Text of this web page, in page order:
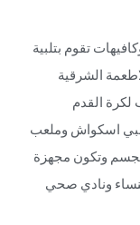
تقوم بتلبية
الشرقية
لكرة القدم
اسكواش وملعب
وتكون مجهزة
ونادي صحي